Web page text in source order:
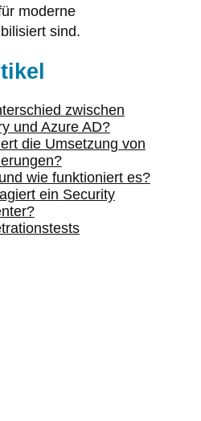
moderne
sind.
zwischen
und Azure AD?
die Umsetzung von
wie funktioniert es?
ein Security